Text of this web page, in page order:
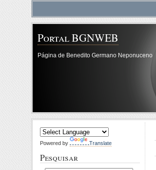
Portal BGNWEB
Página de Benedito Germano Neponuceno
Powered by Translate
Pesquisar